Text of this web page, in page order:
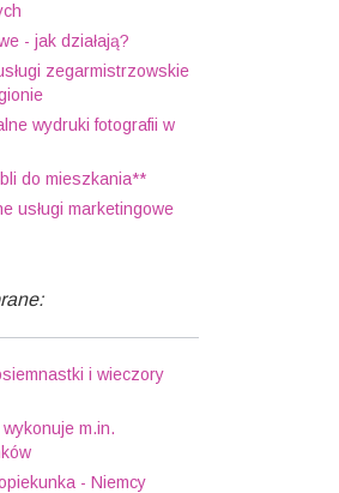
- jak działają?
zegarmistrzowskie
wydruki fotografii w
do mieszkania**
usługi marketingowe
i wieczory
m.in.
- Niemcy